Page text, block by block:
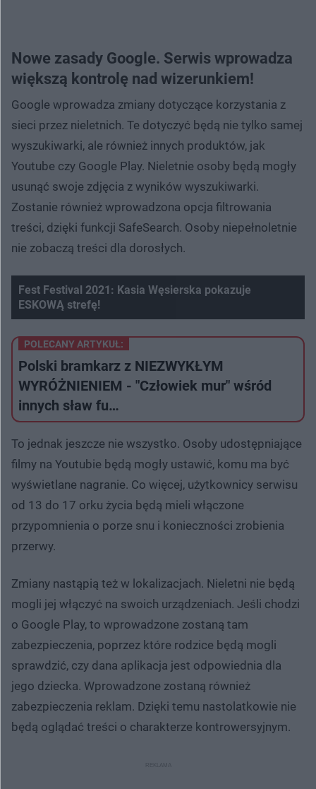
Nowe zasady Google. Serwis wprowadza
większą kontrolę nad wizerunkiem!
Google wprowadza zmiany dotyczące korzystania z
sieci przez nieletnich. Te dotyczyć będą nie tylko samej
wyszukiwarki, ale również innych produktów, jak
Youtube czy Google Play. Nieletnie osoby będą mogły
usunąć swoje zdjęcia z wyników wyszukiwarki.
Zostanie również wprowadzona opcja filtrowania
treści, dzięki funkcji SafeSearch. Osoby niepełnoletnie
nie zobaczą treści dla dorosłych.
Fest Festival 2021: Kasia Węsierska pokazuje
ESKOWĄ strefę!
Spróbuj ponownie
POLECANY ARTYKUŁ:
Polski bramkarz z NIEZWYKŁYM
WYRÓŻNIENIEM - "Człowiek mur" wśród
innych sław fu…
To jednak jeszcze nie wszystko. Osoby udostępniające
filmy na Youtubie będą mogły ustawić, komu ma być
wyświetlane nagranie. Co więcej, użytkownicy serwisu
od 13 do 17 orku życia będą mieli włączone
przypomnienia o porze snu i konieczności zrobienia
przerwy.
Zmiany nastąpią też w lokalizacjach. Nieletni nie będą
mogli jej włączyć na swoich urządzeniach. Jeśli chodzi
o Google Play, to wprowadzone zostaną tam
zabezpieczenia, poprzez które rodzice będą mogli
sprawdzić, czy dana aplikacja jest odpowiednia dla
jego dziecka. Wprowadzone zostaną również
zabezpieczenia reklam. Dzięki temu nastolatkowie nie
będą oglądać treści o charakterze kontrowersyjnym.